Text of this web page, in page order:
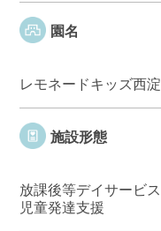
園名
レモネードキッズ西淀
施設形態
放課後等デイサービス
児童発達支援